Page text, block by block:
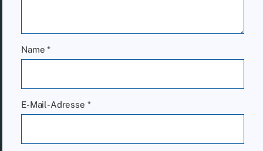
Name*
E-Mail-Adresse *